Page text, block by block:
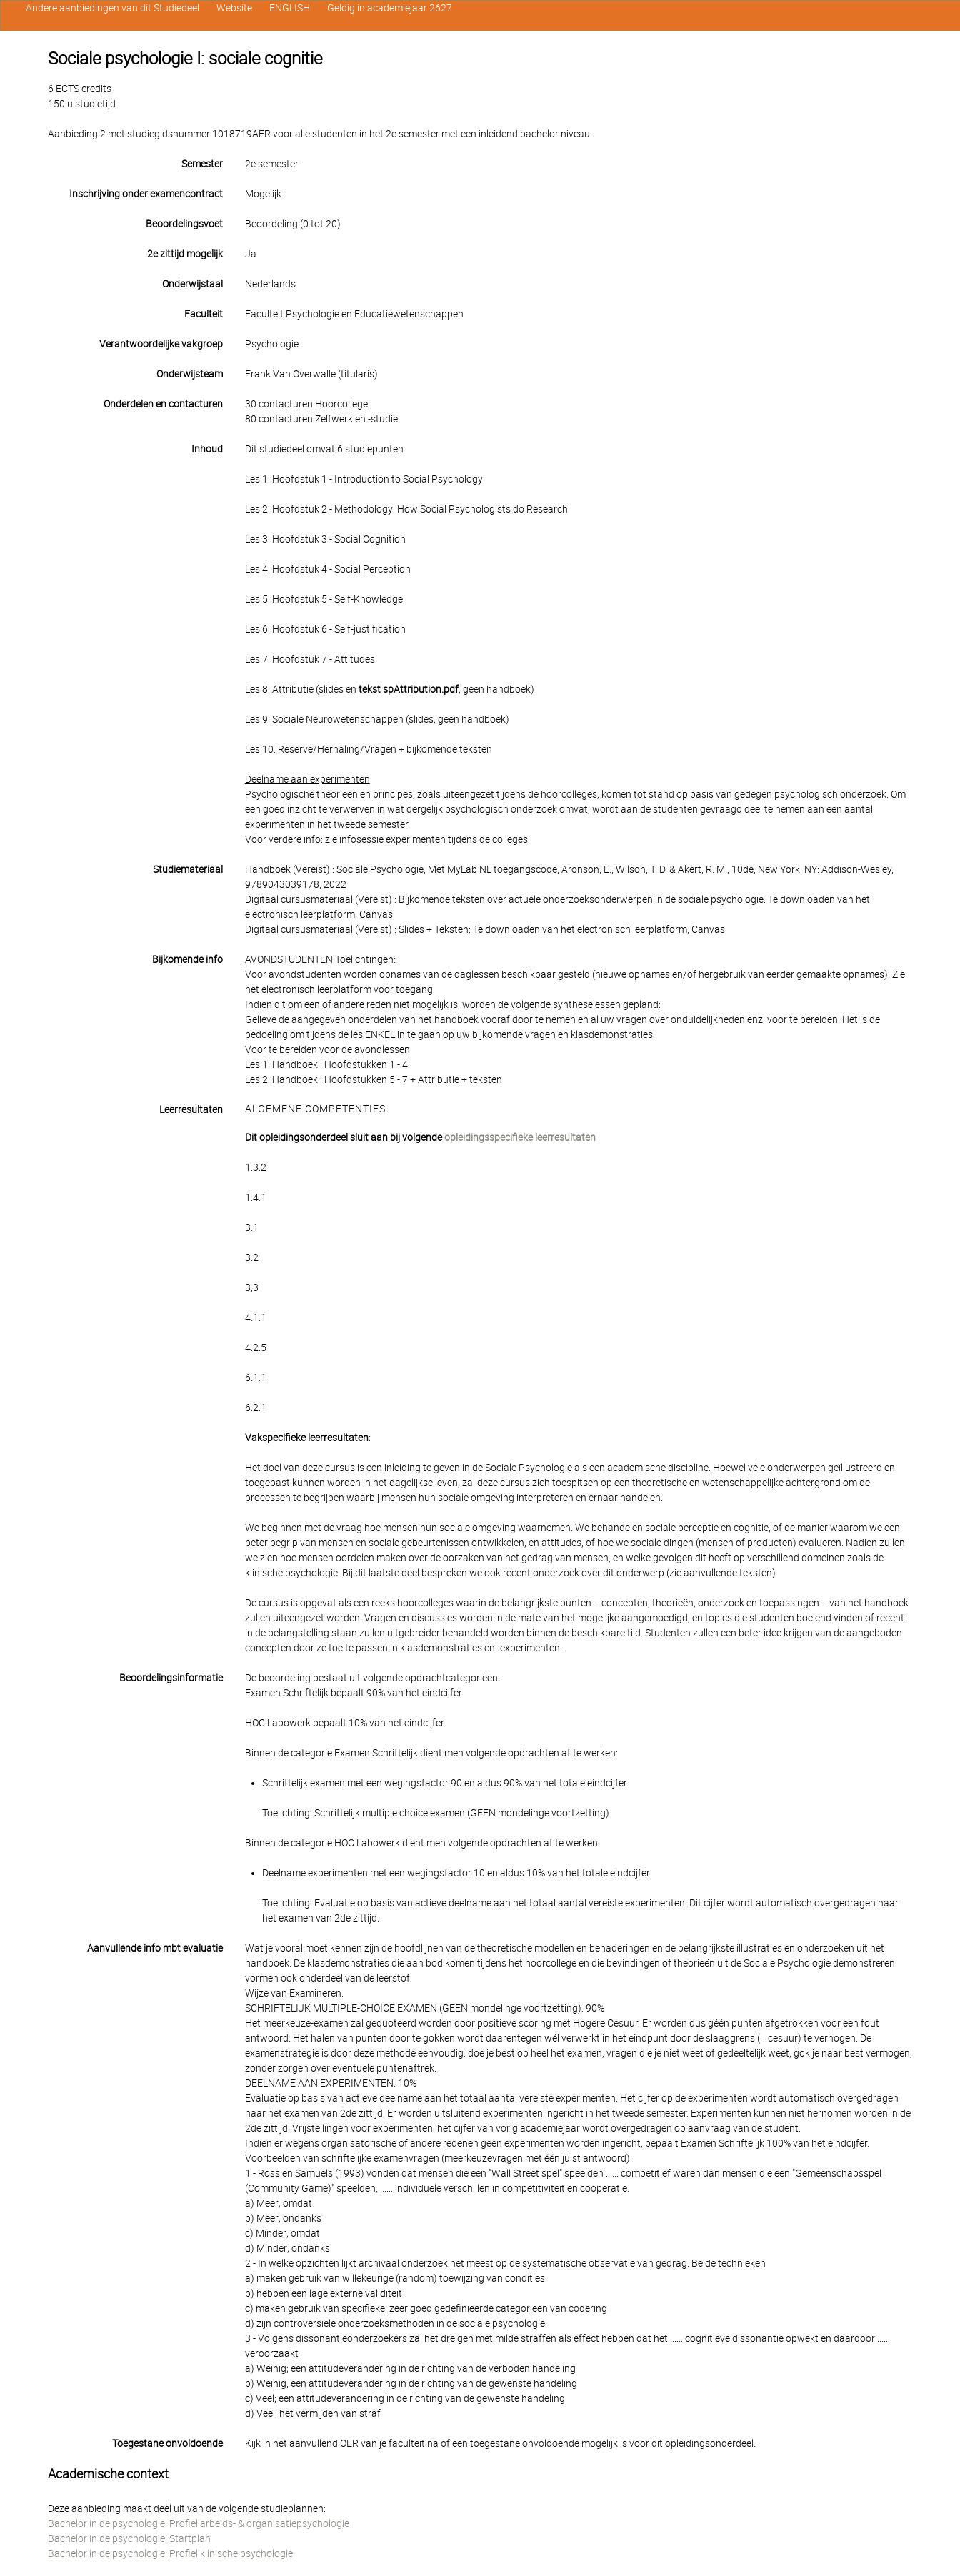
Sociale psychologie I: sociale cognitie
6 ECTS credits
150 u studietijd
Aanbieding 2 met studiegidsnummer 1018719AER voor alle studenten in het 2e semester met een inleidend bachelor niveau.
Semester 2e semester
Inschrijving onder examencontract Mogelijk
Beoordelingsvoet Beoordeling (0 tot 20)
2e zittijd mogelijk Ja
Onderwijstaal Nederlands
Faculteit Faculteit Psychologie en Educatiewetenschappen
Verantwoordelijke vakgroep Psychologie
Onderwijsteam Frank Van Overwalle (titularis)
Onderdelen en contacturen
30 contacturen Hoorcollege
80 contacturen Zelfwerk en -studie
Inhoud Dit studiedeel omvat 6 studiepunten
Les 1: Hoofdstuk 1 - Introduction to Social Psychology
Les 2: Hoofdstuk 2 - Methodology: How Social Psychologists do Research
Les 3: Hoofdstuk 3 - Social Cognition
Les 4: Hoofdstuk 4 - Social Perception
Les 5: Hoofdstuk 5 - Self-Knowledge
Les 6: Hoofdstuk 6 - Self-justification
Les 7: Hoofdstuk 7 - Attitudes
Les 8: Attributie (slides en tekst spAttribution.pdf; geen handboek)
Les 9: Sociale Neurowetenschappen (slides; geen handboek)
Les 10: Reserve/Herhaling/Vragen + bijkomende teksten
Deelname aan experimenten
Psychologische theorieën en principes, zoals uiteengezet tijdens de hoorcolleges, komen tot stand op basis van gedegen psychologisch onderzoek. Om
een goed inzicht te verwerven in wat dergelijk psychologisch onderzoek omvat, wordt aan de studenten gevraagd deel te nemen aan een aantal
experimenten in het tweede semester.
Voor verdere info: zie infosessie experimenten tijdens de colleges
Studiemateriaal
Handboek (Vereist) : Sociale Psychologie, Met MyLab NL toegangscode, Aronson, E., Wilson, T. D. & Akert, R. M., 10de, New York, NY: Addison-Wesley,
9789043039178, 2022
Digitaal cursusmateriaal (Vereist) : Bijkomende teksten over actuele onderzoeksonderwerpen in de sociale psychologie. Te downloaden van het
electronisch leerplatform, Canvas
Digitaal cursusmateriaal (Vereist) : Slides + Teksten: Te downloaden van het electronisch leerplatform, Canvas
Bijkomende info
AVONDSTUDENTEN Toelichtingen:
Voor avondstudenten worden opnames van de daglessen beschikbaar gesteld (nieuwe opnames en/of hergebruik van eerder gemaakte opnames). Zie
het electronisch leerplatform voor toegang.
Indien dit om een of andere reden niet mogelijk is, worden de volgende syntheselessen gepland:
Gelieve de aangegeven onderdelen van het handboek vooraf door te nemen en al uw vragen over onduidelijkheden enz. voor te bereiden. Het is de
bedoeling om tijdens de les ENKEL in te gaan op uw bijkomende vragen en klasdemonstraties.
Voor te bereiden voor de avondlessen:
Les 1: Handboek : Hoofdstukken 1 - 4
Les 2: Handboek : Hoofdstukken 5 - 7 + Attributie + teksten
Leerresultaten ALGEMENE COMPETENTIES
Dit opleidingsonderdeel sluit aan bij volgendeopleidingsspecifieke leerresultaten
1.3.2
1.4.1
3.1
3.2
3,3
4.1.1
4.2.5
6.1.1
6.2.1
Vakspecifieke leerresultaten:
Het doel van deze cursus is een inleiding te geven in de Sociale Psychologie als een academische discipline. Hoewel vele onderwerpen geïllustreerd en
toegepast kunnen worden in het dagelijkse leven, zal deze cursus zich toespitsen op een theoretische en wetenschappelijke achtergrond om de
processen te begrijpen waarbij mensen hun sociale omgeving interpreteren en ernaar handelen.
We beginnen met de vraag hoe mensen hun sociale omgeving waarnemen. We behandelen sociale perceptie en cognitie, of de manier waarom we een
beter begrip van mensen en sociale gebeurtenissen ontwikkelen, en attitudes, of hoe we sociale dingen (mensen of producten) evalueren. Nadien zullen
we zien hoe mensen oordelen maken over de oorzaken van het gedrag van mensen, en welke gevolgen dit heeft op verschillend domeinen zoals de
klinische psychologie. Bij dit laatste deel bespreken we ook recent onderzoek over dit onderwerp (zie aanvullende teksten).
De cursus is opgevat als een reeks hoorcolleges waarin de belangrijkste punten -- concepten, theorieën, onderzoek en toepassingen -- van het handboek
zullen uiteengezet worden. Vragen en discussies worden in de mate van het mogelijke aangemoedigd, en topics die studenten boeiend vinden of recent
in de belangstelling staan zullen uitgebreider behandeld worden binnen de beschikbare tijd. Studenten zullen een beter idee krijgen van de aangeboden
concepten door ze toe te passen in klasdemonstraties en -experimenten.
Beoordelingsinformatie
De beoordeling bestaat uit volgende opdrachtcategorieën:
Examen Schriftelijk bepaalt 90% van het eindcijfer
HOC Labowerk bepaalt 10% van het eindcijfer
Binnen de categorie Examen Schriftelijk dient men volgende opdrachten af te werken:
Schriftelijk examen met een wegingsfactor 90 en aldus 90% van het totale eindcijfer.
Toelichting: Schriftelijk multiple choice examen (GEEN mondelinge voortzetting)
Binnen de categorie HOC Labowerk dient men volgende opdrachten af te werken:
Deelname experimenten met een wegingsfactor 10 en aldus 10% van het totale eindcijfer.
Toelichting: Evaluatie op basis van actieve deelname aan het totaal aantal vereiste experimenten. Dit cijfer wordt automatisch overgedragen naar
het examen van 2de zittijd.
Aanvullende info mbt evaluatie
Wat je vooral moet kennen zijn de hoofdlijnen van de theoretische modellen en benaderingen en de belangrijkste illustraties en onderzoeken uit het
handboek. De klasdemonstraties die aan bod komen tijdens het hoorcollege en die bevindingen of theorieën uit de Sociale Psychologie demonstreren
vormen ook onderdeel van de leerstof.
Wijze van Examineren:
SCHRIFTELIJK MULTIPLE-CHOICE EXAMEN (GEEN mondelinge voortzetting): 90%
Het meerkeuze-examen zal gequoteerd worden door positieve scoring met Hogere Cesuur. Er worden dus géén punten afgetrokken voor een fout
antwoord. Het halen van punten door te gokken wordt daarentegen wél verwerkt in het eindpunt door de slaaggrens (= cesuur) te verhogen. De
examenstrategie is door deze methode eenvoudig: doe je best op heel het examen, vragen die je niet weet of gedeeltelijk weet, gok je naar best vermogen,
zonder zorgen over eventuele puntenaftrek.
DEELNAME AAN EXPERIMENTEN: 10%
Evaluatie op basis van actieve deelname aan het totaal aantal vereiste experimenten. Het cijfer op de experimenten wordt automatisch overgedragen
naar het examen van 2de zittijd. Er worden uitsluitend experimenten ingericht in het tweede semester. Experimenten kunnen niet hernomen worden in de
2de zittijd. Vrijstellingen voor experimenten: het cijfer van vorig academiejaar wordt overgedragen op aanvraag van de student.
Indien er wegens organisatorische of andere redenen geen experimenten worden ingericht, bepaalt Examen Schriftelijk 100% van het eindcijfer.
Voorbeelden van schriftelijke examenvragen (meerkeuzevragen met één juist antwoord):
1 - Ross en Samuels (1993) vonden dat mensen die een "Wall Street spel" speelden ...... competitief waren dan mensen die een "Gemeenschapsspel
(Community Game)" speelden, ...... individuele verschillen in competitiviteit en coöperatie.
a) Meer; omdat
b) Meer; ondanks
c) Minder; omdat
d) Minder; ondanks
2 - In welke opzichten lijkt archivaal onderzoek het meest op de systematische observatie van gedrag. Beide technieken
a) maken gebruik van willekeurige (random) toewijzing van condities
b) hebben een lage externe validiteit
c) maken gebruik van specifieke, zeer goed gedefinieerde categorieën van codering
d) zijn controversiële onderzoeksmethoden in de sociale psychologie
3 - Volgens dissonantieonderzoekers zal het dreigen met milde straffen als effect hebben dat het ...... cognitieve dissonantie opwekt en daardoor ......
veroorzaakt
a) Weinig; een attitudeverandering in de richting van de verboden handeling
b) Weinig, een attitudeverandering in de richting van de gewenste handeling
c) Veel; een attitudeverandering in de richting van de gewenste handeling
d) Veel; het vermijden van straf
Toegestane onvoldoende Kijk in het aanvullend OER van je faculteit na of een toegestane onvoldoende mogelijk is voor dit opleidingsonderdeel.
Academische context
Deze aanbieding maakt deel uit van de volgende studieplannen:
Bachelor in de psychologie: Profiel arbeids- & organisatiepsychologie
Bachelor in de psychologie: Startplan
Bachelor in de psychologie: Profiel klinische psychologie
Andere aanbiedingen van dit Studiedeel Website ENGLISH Geldig in academiejaar 2627